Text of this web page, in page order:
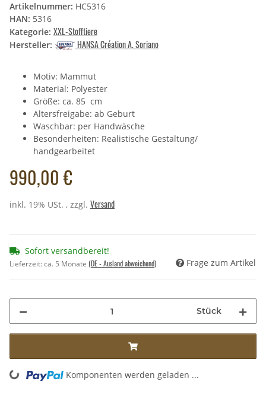
Artikelnummer: HC5316
HAN: 5316
Kategorie: XXL-Stofftiere
Hersteller: HANSA Création A. Soriano
Motiv: Mammut
Material: Polyester
Größe: ca. 85 cm
Altersfreigabe: ab Geburt
Waschbar: per Handwäsche
Besonderheiten: Realistische Gestaltung/
handgearbeitet
990,00 €
inkl. 19% USt. , zzgl. Versand
Sofort versandbereit!
Lieferzeit:ca. 5 Monate (DE - Ausland abweichend) Frage zum Artikel
Stück
Komponenten werden geladen ...